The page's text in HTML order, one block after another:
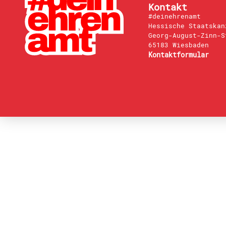
Kontakt
#deinehrenamt
Hessische
Georg-August-Zinn-
65183 Wiesbaden
Kontaktformular